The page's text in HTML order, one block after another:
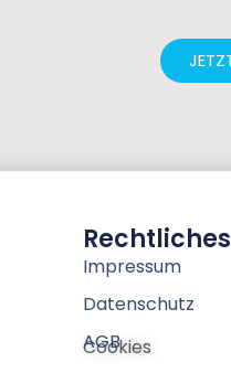
Rechtliches
Impressum
Datenschutz
AGB
Cookies